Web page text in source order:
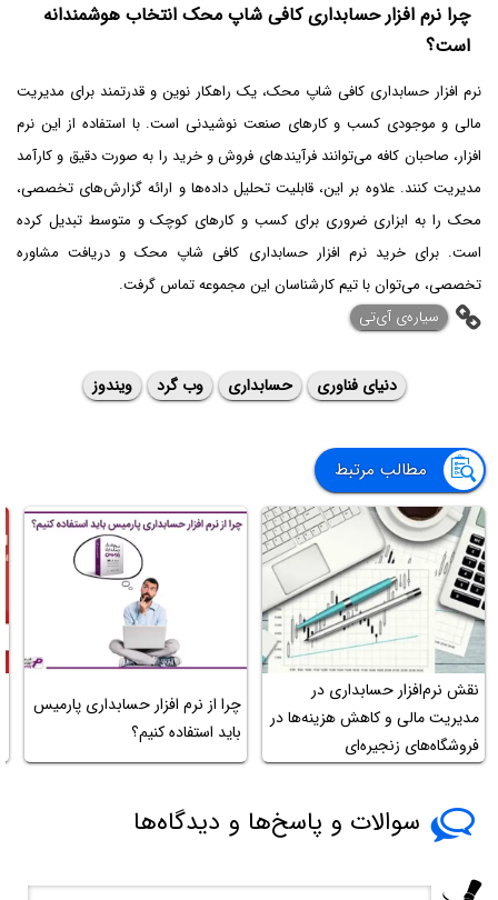
چرا نرم افزار حسابداری کافی شاپ محک انتخاب هوشمندانه
است؟
نرم ‌افزار حسابداری کافی شاپ محک، یک راهکار نوین و قدرتمند برای مدیریت
مالی و موجودی کسب ‌و کارهای صنعت نوشیدنی است. با استفاده از این نرم
‌افزار، صاحبان کافه می‌توانند فرآیندهای فروش و خرید را به‌ صورت دقیق و کارآمد
مدیریت کنند. علاوه بر این، قابلیت تحلیل داده‌ها و ارائه گزارش‌های تخصصی،
محک را به ابزاری ضروری برای کسب‌ و کارهای کوچک و متوسط تبدیل کرده
است. برای خرید نرم ‌افزار حسابداری کافی ‌شاپ محک و دریافت مشاوره
تخصصی، می‌توان با تیم کارشناسان این مجموعه تماس گرفت.
‌سیاره‌ی آی‌تی
دنیای فناوری حسابداری وب گرد ویندوز
مطالب مرتبط
نقش نرم‌افزار حسابداری در
مدیریت مالی و کاهش هزینه‌ها در
فروشگاه‌های زنجیره‌ای
چرا از نرم افزار حسابداری پارمیس
باید استفاده کنیم؟
سوالات و پاسخ‌ها و دیدگاه‌ها